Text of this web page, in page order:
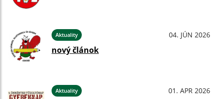
Aktuality 04. JÚN 2026
nový článok
Aktuality 01. APR 2026